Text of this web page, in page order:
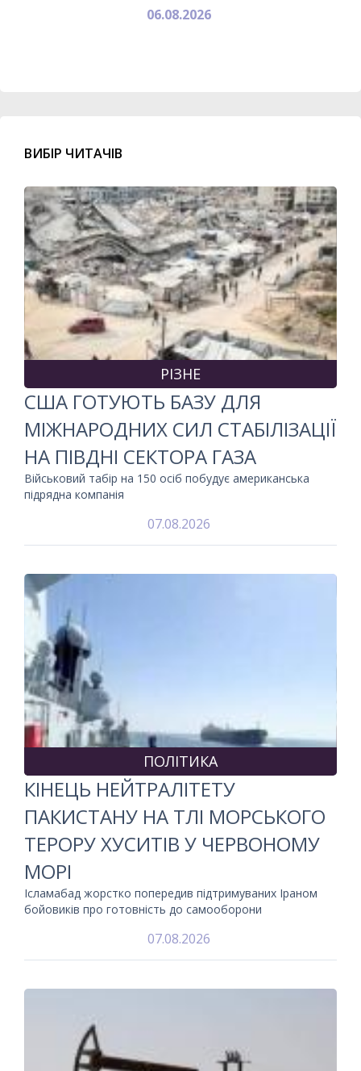
06.08.2026
ВИБІР ЧИТАЧІВ
РІЗНЕ
США ГОТУЮТЬ БАЗУ ДЛЯ
МІЖНАРОДНИХ СИЛ СТАБІЛІЗАЦІЇ
НА ПІВДНІ СЕКТОРА ГАЗА
Військовий табір на 150 осіб побудує американська
підрядна компанія
07.08.2026
ПОЛІТИКА
КІНЕЦЬ НЕЙТРАЛІТЕТУ
ПАКИСТАНУ НА ТЛІ МОРСЬКОГО
ТЕРОРУ ХУСИТІВ У ЧЕРВОНОМУ
МОРІ
Ісламабад жорстко попередив підтримуваних Іраном
бойовиків про готовність до самооборони
07.08.2026